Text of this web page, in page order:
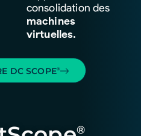
consolidation des
machines
virtuelles.
DC SCOPE®
®